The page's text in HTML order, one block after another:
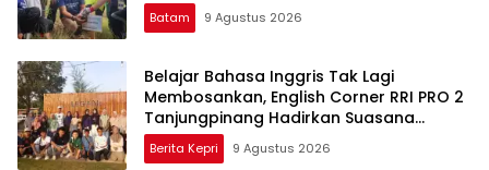
Batam 9 Agustus 2026
Belajar Bahasa Inggris Tak Lagi
Membosankan, English Corner RRI PRO 2
Tanjungpinang Hadirkan Suasana
Interaktif
Berita Kepri 9 Agustus 2026